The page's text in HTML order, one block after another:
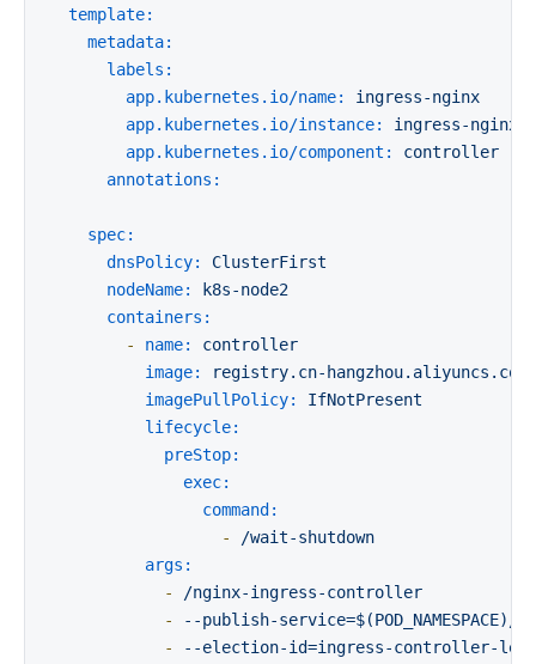
template:
metadata:
labels:
app.kubernetes.io/name:
ingress-nginx
app.kubernetes.io/instance:
ingress-nginx
app.kubernetes.io/component:
controller
annotations:
spec:
dnsPolicy:
ClusterFirst
nodeName:
k8s-node2
containers:
-
name:
controller
image:
registry.cn-
imagePullPolicy:
IfNotPresent
lifecycle:
preStop:
exec:
command:
-
/wait-shutdown
args:
-
/nginx-ingress-controller
-
--publish-
-
--election-id=ingress-controller-